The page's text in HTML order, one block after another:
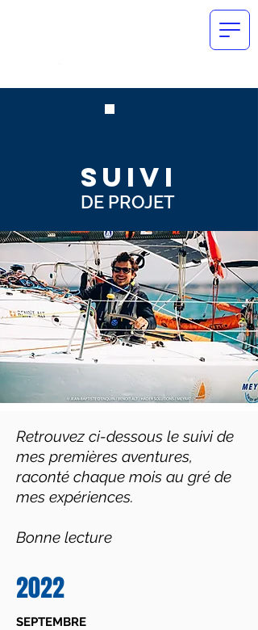
SUIVI
DE PROJET
Retrouvez ci-dessous le suivi de
mes premières aventures,
raconté chaque mois au gré de
mes expériences.
Bonne lecture
2022
SEPTEMBRE